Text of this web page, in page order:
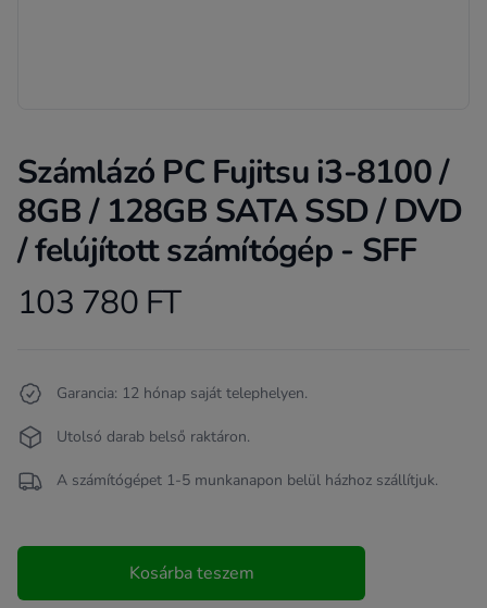
Számlázó PC Fujitsu i3-8100 /
8GB / 128GB SATA SSD / DVD
/ felújított számítógép - SFF
Product information
103 780 FT
Garancia: 12 hónap saját telephelyen.
Utolsó darab belső raktáron.
A számítógépet 1-5 munkanapon belül házhoz szállítjuk.
Kosárba teszem